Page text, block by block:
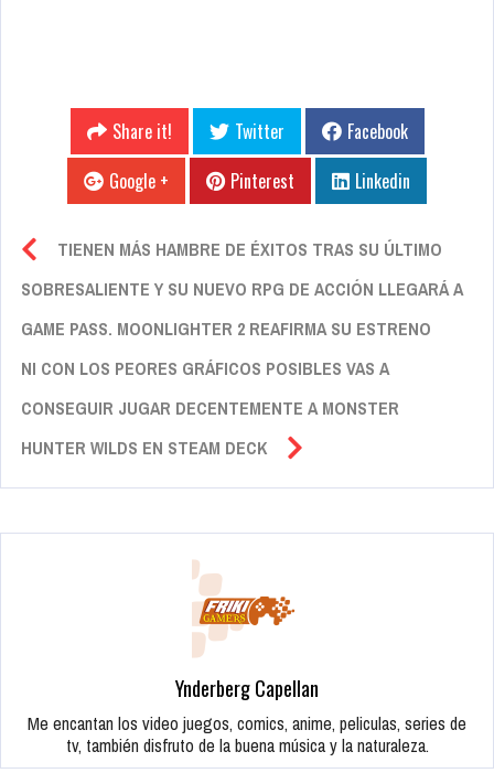
Share it! Twitter
Facebook
Google +
Pinterest Linkedin
TIENEN MÁS HAMBRE DE ÉXITOS TRAS SU ÚLTIMO
SOBRESALIENTE Y SU NUEVO RPG DE ACCIÓN LLEGARÁ A
GAME PASS. MOONLIGHTER 2 REAFIRMA SU ESTRENO
NI CON LOS PEORES GRÁFICOS POSIBLES VAS A
CONSEGUIR JUGAR DECENTEMENTE A MONSTER
HUNTER WILDS EN STEAM DECK
Ynderberg Capellan
Me encantan los video juegos, comics, anime, peliculas, series de
tv, también disfruto de la buena música y la naturaleza.